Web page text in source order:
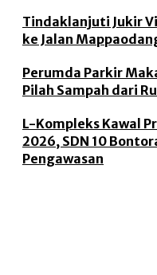
Tindaklanjuti Jukir
ke Jalan
Perumda Parkir
Pilah Sampah dari
L-Kompleks Kawal
2026, SDN 10
Pengawasan